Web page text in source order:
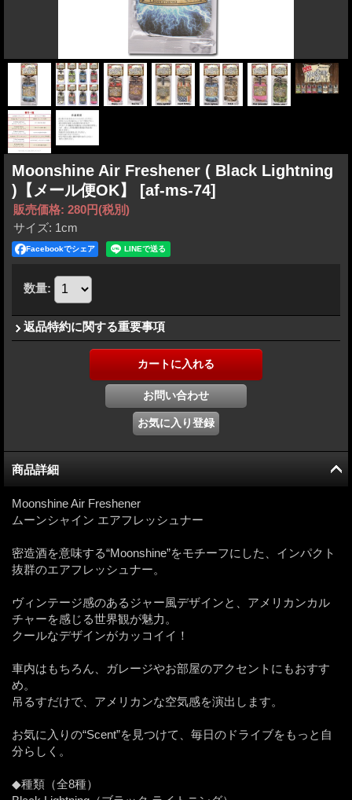
Moonshine Air Freshener ( Black Lightning
)【メール便OK】
[af-ms-74]
販売価格: 280円(税別)
サイズ: 1cm
Facebookでシェア
数量:
返品特約に関する重要事項
商品詳細
Moonshine Air Freshener
ムーンシャイン エアフレッシュナー
密造酒を意味する“Moonshine”をモチーフにした、インパクト
抜群のエアフレッシュナー。
ヴィンテージ感のあるジャー風デザインと、アメリカンカル
チャーを感じる世界観が魅力。
クールなデザインがカッコイイ！
車内はもちろん、ガレージやお部屋のアクセントにもおすす
め。
吊るすだけで、アメリカンな空気感を演出します。
お気に入りの“Scent”を見つけて、毎日のドライブをもっと自
分らしく。
◆種類（全8種）